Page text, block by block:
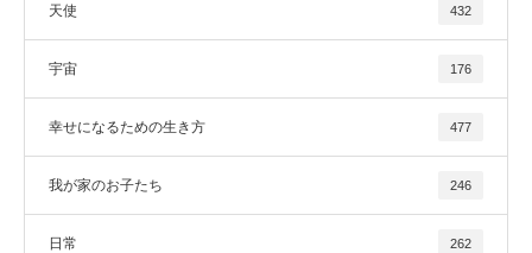
天使 432
宇宙 176
幸せになるための生き方 477
我が家のお子たち 246
日常 262